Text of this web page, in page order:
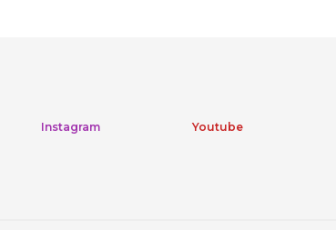
Instagram Youtube